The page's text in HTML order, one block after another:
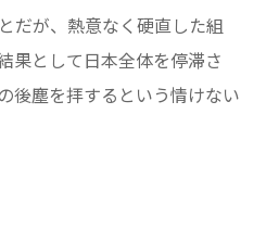
だが、熱意なく硬直した組
果として日本全体を停滞さ
後塵を拝するという情けない